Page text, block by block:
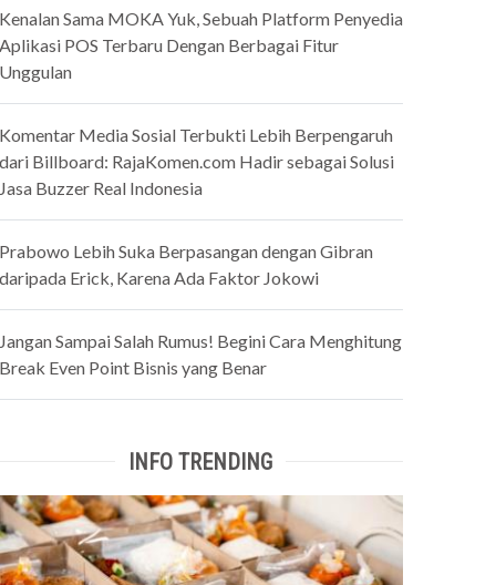
Sama MOKA Yuk, Sebuah Platform Penyedia
POS Terbaru Dengan Berbagai Fitur
Media Sosial Terbukti Lebih Berpengaruh
Billboard: RajaKomen.com Hadir sebagai Solusi
Buzzer Real Indonesia
Lebih Suka Berpasangan dengan Gibran
Erick, Karena Ada Faktor Jokowi
Sampai Salah Rumus! Begini Cara Menghitung
Even Point Bisnis yang Benar
INFO TRENDING